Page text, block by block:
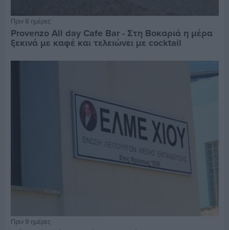
Πριν 8 ημέρες
Provenzo All day Cafe Bar - Στη Βοκαριά η μέρα
ξεκινά με καφέ και τελειώνει με cocktail
Πριν 9 ημέρες